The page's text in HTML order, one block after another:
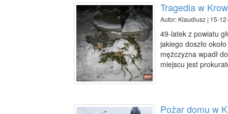
Tragedia w
Autor: Klaudiusz | 15-
49-latek z powiatu
jakiego doszło
mężczyzna wpadł
miejscu jest
Pożar domu w